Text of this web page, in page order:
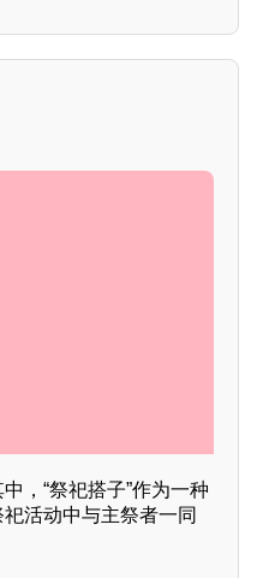
，“祭祀搭子”作为一种
活动中与主祭者一同